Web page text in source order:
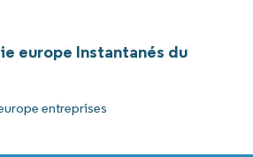
europe Instantanés du
entreprises